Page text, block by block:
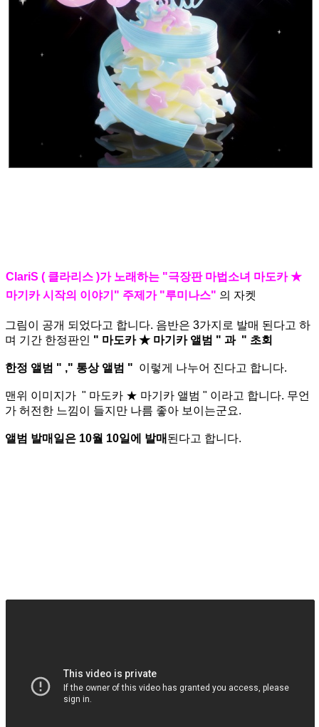
ClariS ( 클라리스 )가 노래하는 "극장판 마법소녀 마도카 ★
마기카 시작의 이야기" 주제가 "루미나스" 의 자켓
그림이 공개 되었다고 합니다. 음반은 3가지로 발매 된다고 하
며 기간 한정판인 " 마도카 ★ 마기카 앨범 " 과 " 초회
한정 앨범 " ," 통상 앨범 " 이렇게 나누어 진다고 합니다.
맨위 이미지가 " 마도카 ★ 마기카 앨범 " 이라고 합니다. 무언
가 허전한 느낌이 들지만 나름 좋아 보이는군요.
앨범 발매일은 10월 10일에 발매 된다고 합니다.